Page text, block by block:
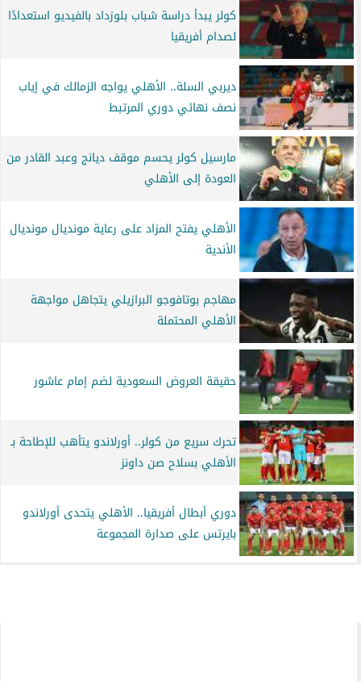
كولر يبدأ دراسة شباب بلوزداد بالفيديو استعدادًا
لصدام أفريقيا
ديربي السلة.. الأهلي يواجه الزمالك في إياب
نصف نهائي دوري المرتبط
مارسيل كولر يحسم موقف ديانج وعبد القادر من
العودة إلى الأهلي
الأهلي يفتح المزاد على رعاية مونديال مونديال
الأندية
مهاجم بوتافوجو البرازيلي يتجاهل مواجهة
الأهلي المحتملة
حقيقة العروض السعودية لضم إمام عاشور
تحرك سريع من كولر.. أورلاندو يتأهب للإطاحة بـ
الأهلي بسلاح صن داونز
دوري أبطال أفريقيا.. الأهلي يتحدى أورلاندو
بايرتس على صدارة المجموعة